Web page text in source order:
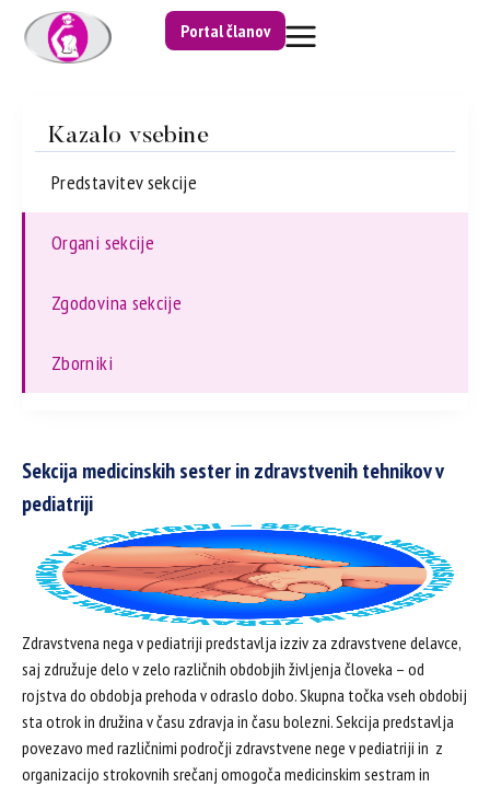
Portal članov
Kazalo vsebine
Predstavitev sekcije
Organi sekcije
Zgodovina sekcije
Zborniki
Sekcija medicinskih sester in zdravstvenih tehnikov v
pediatriji
Zdravstvena nega v pediatriji predstavlja izziv za zdravstvene delavce,
saj združuje delo v zelo različnih obdobjih življenja človeka – od
rojstva do obdobja prehoda v odraslo dobo. Skupna točka vseh obdobij
sta otrok in družina v času zdravja in času bolezni. Sekcija predstavlja
povezavo med različnimi področji zdravstvene nege v pediatriji in z
organizacijo strokovnih srečanj omogoča medicinskim sestram in